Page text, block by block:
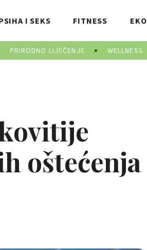
PRIRODNO LIJEČENJE WELLNESS
I SEKS FITNESS EKO
oštećenja